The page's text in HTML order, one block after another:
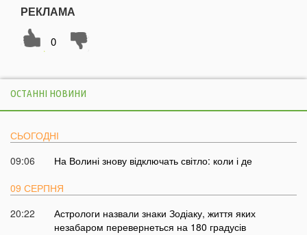
РЕКЛАМА
0
ОСТАННІ НОВИНИ
СЬОГОДНІ
09:06
На Волині знову відключать світло: коли і де
09 СЕРПНЯ
20:22
Астрологи назвали знаки Зодіаку, життя яких
незабаром перевернеться на 180 градусів